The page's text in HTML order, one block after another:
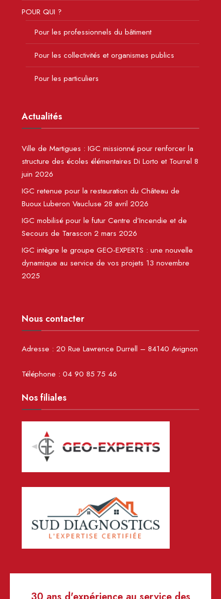
POUR QUI ?
Pour les professionnels du bâtiment
Pour les collectivités et organismes publics
Pour les particuliers
Actualités
Ville de Martigues : IGC missionné pour renforcer la
structure des écoles élémentaires Di Lorto et Tourrel 8
juin 2026
IGC retenue pour la restauration du Château de
Buoux Luberon Vaucluse 28 avril 2026
IGC mobilisé pour le futur Centre d’Incendie et de
Secours de Tarascon 2 mars 2026
IGC intègre le groupe GEO-EXPERTS : une nouvelle
dynamique au service de vos projets 13 novembre
2025
Nous contacter
Adresse : 20 Rue Lawrence Durrell – 84140 Avignon
Téléphone : 04 90 85 75 46
Nos filiales